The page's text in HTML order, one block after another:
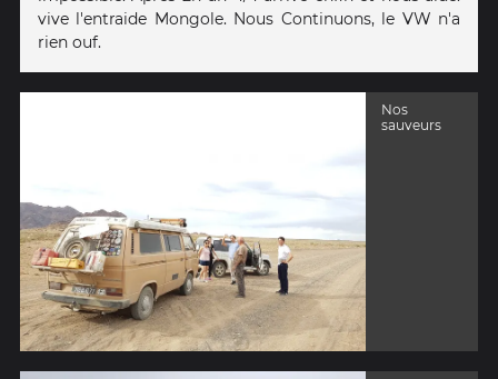
vive l'entraide Mongole. Nous Continuons, le VW n'a
rien ouf.
Nos
sauveurs